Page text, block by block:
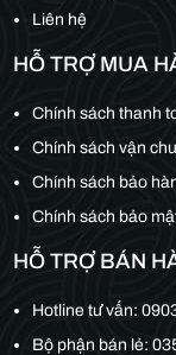
Liên hệ
HỖ TRỢ MUA
Chính sách thanh
Chính sách vận
Chính sách bảo
Chính sách bảo
HỖ TRỢ BÁN
Hotline tư vấn:
Bộ phận bán lẻ: